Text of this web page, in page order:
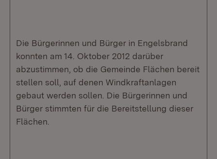
Die Bürgerinnen und Bürger in Engelsbrand
konnten am 14. Oktober 2012 darüber
abzustimmen, ob die Gemeinde Flächen bereit
stellen soll, auf denen Windkraftanlagen
gebaut werden sollen. Die Bürgerinnen und
Bürger stimmten für die Bereitstellung dieser
Flächen.